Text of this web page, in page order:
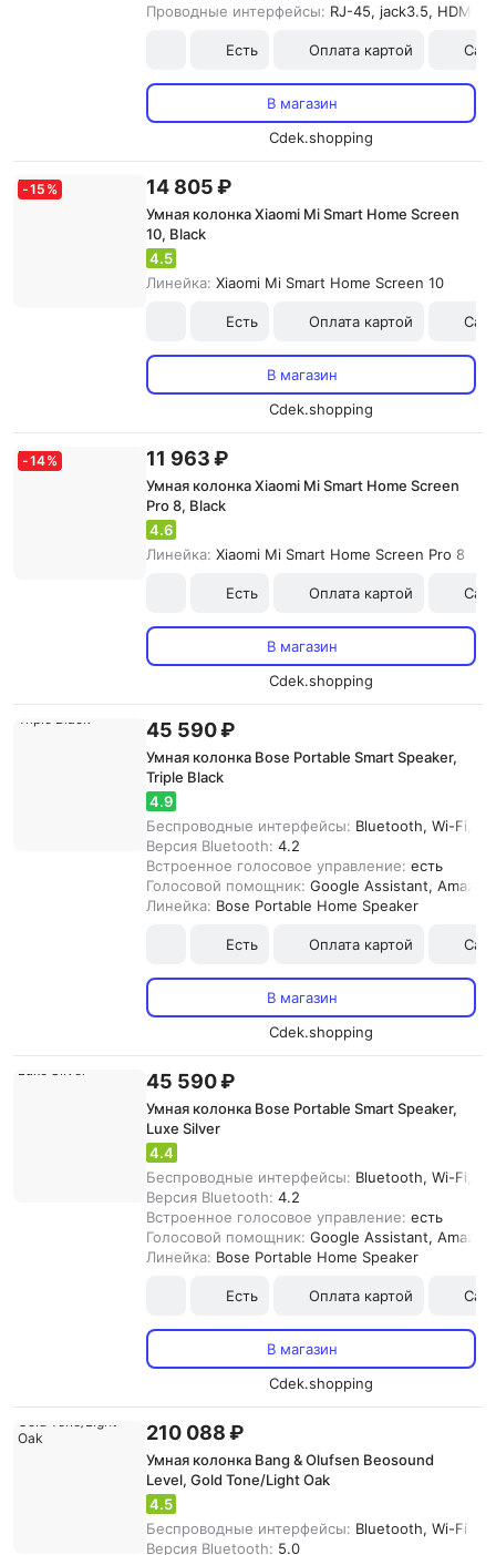
Проводные интерфейсы: RJ-45, jack3.5, HDMI,
Есть Оплата картой
В магазин
Cdek.shopping
-15 % 14 805 ₽
Умная колонка Xiaomi Mi Smart Home Screen
10, Black
4.5
Линейка: Xiaomi Mi Smart Home Screen 10
Есть Оплата картой
В магазин
Cdek.shopping
-14% 11 963 ₽
Умная колонка Xiaomi Mi Smart Home Screen
Pro 8, Black
4.6
Линейка: Xiaomi Mi Smart Home Screen Pro 8
Есть Оплата картой
В магазин
Cdek.shopping
45 590 ₽
Умная колонка Bose Portable Smart Speaker,
Triple Black
4.9
Беспроводные интерфейсы: Bluetooth, Wi-Fi,
Версия Bluetooth: 4.2
Встроенное голосовое управление: есть
Голосовой помощник: Google Assistant, Amazon
Линейка: Bose Portable Home Speaker
Есть Оплата картой
В магазин
Cdek.shopping
45 590 ₽
Умная колонка Bose Portable Smart Speaker,
Luxe Silver
4.4
Беспроводные интерфейсы: Bluetooth, Wi-Fi,
Версия Bluetooth: 4.2
Встроенное голосовое управление: есть
Голосовой помощник: Google Assistant, Amazon
Линейка: Bose Portable Home Speaker
Есть Оплата картой
В магазин
Cdek.shopping
210 088 ₽
Умная колонка Bang & Olufsen Beosound
Level, Gold Tone/Light Oak
4.5
Беспроводные интерфейсы: Bluetooth, Wi-Fi
Версия Bluetooth: 5.0